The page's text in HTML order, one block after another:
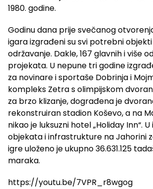
1980. godine.
Godinu dana prije svečanog
igara izgrađeni su svi potrebni
održavanje. Dakle, 167 glavnih i više
projekata. U nepune tri godine
za novinare i sportaše Dobrinja i
kompleks Zetra s olimpijskom
za brzo klizanje, dograđena je
rekonstruiran stadion Koševo, a na
nikao je luksuzni hotel „Holiday Inn“.
objekata i infrastrukture na Jahorini
igre uloženo je ukupno 36.631.125
maraka.
https://youtu.be/7VPR_r8wgog